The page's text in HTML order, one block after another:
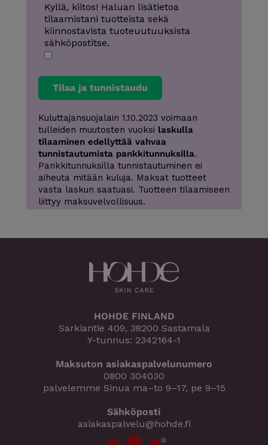
Kyllä, kiitos! Haluan lisätietoa
tilaamistani tuotteista sekä
kiinnostavista tuoteuutuuksista
sähköpostitse.
Tilaa ja tunnistaudu
Kuluttajansuojalain 1.10.2023 voimaan
tulleiden muutosten vuoksi laskulla
tilaaminen edellyttää vahvaa
tunnistautumista pankkitunnuksilla.
Pankkitunnuksilla tunnistautuminen ei
aiheuta mitään kuluja. Maksat tuotteet
vasta laskun saatuasi. Tuotteen tilaamiseen
liittyy maksuvelvollisuus.
HOHDE FINLAND
Sarkiantie 409, 38200 Sastamala
Y-tunnus: 2342164-1
Maksuton asiakaspalvelunumero
0800 304030
palvelemme Sinua ma–to 9–17, pe 9–15
Sähköposti
asiakaspalvelu@hohde.fi